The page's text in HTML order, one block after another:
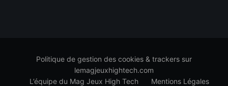
Politique de gestion des cookies & trackers sur
lemagjeuxhightech.com
L’équipe du Mag Jeux High Tech
Mentions Légales